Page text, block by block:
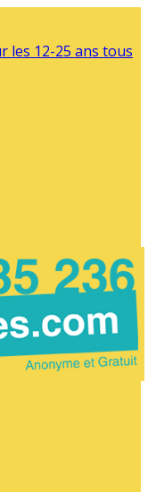
les 12-25 ans tous